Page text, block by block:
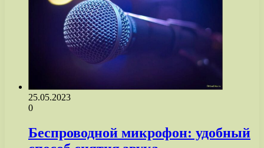
25.05.2023
0
Беспроводной микрофон: удобный